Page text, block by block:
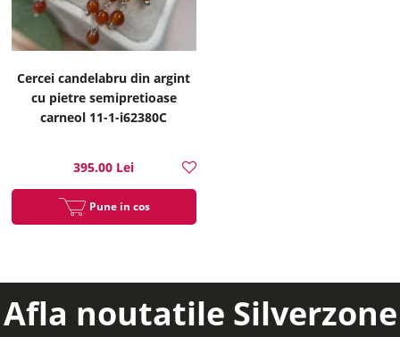
Cercei candelabru din argint
cu pietre semipretioase
carneol 11-1-i62380C
395.00 Lei
Pune in cos
Afla noutatile Silverzone